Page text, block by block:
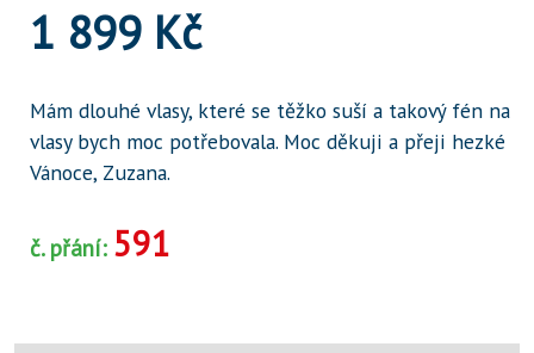
1 899 Kč
Mám dlouhé vlasy, které se těžko suší a takový fén na
vlasy bych moc potřebovala. Moc děkuji a přeji hezké
Vánoce, Zuzana.
č. přání: 591